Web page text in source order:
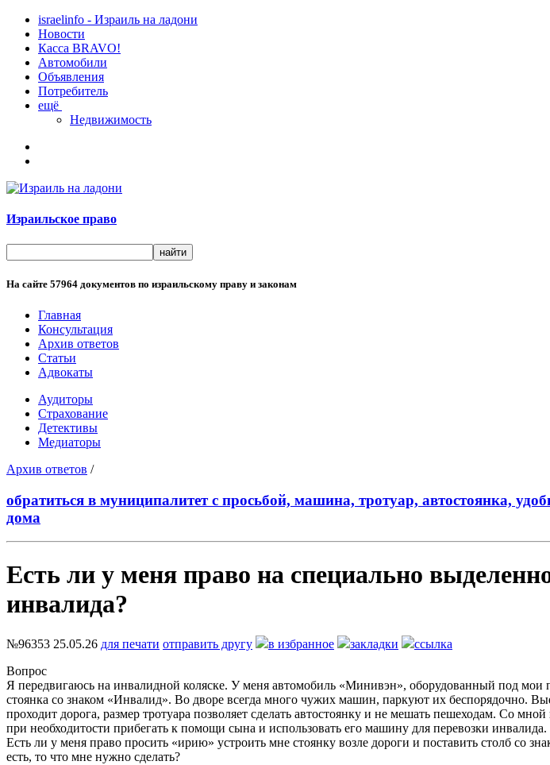
israelinfo - Израиль на ладони
Новости
Касса BRAVO!
Автомобили
Объявления
Потребитель
ещё
Недвижимость
Израильское право
На сайте 57964 документов по израильскому праву и законам
Главная
Консультация
Архив ответов
Статьи
Адвокаты
Аудиторы
Страхование
Детективы
Медиаторы
Архив ответов /
обратиться в муниципалитет с просьбой, машина, тротуар, автостоянка,
дома
Есть ли у меня право на специально
инвалида?
№96353 25.05.26 для печати отправить другу в избранное закладки
ссылка
Вопрос
Я передвигаюсь на инвалидной коляске. У меня автомобиль «Минивэн», оборудованный под мои
стоянка со знаком «Инвалид». Во дворе всегда много чужих машин, паркуют их беспорядочно.
проходит дорога, размер тротуара позволяет сделать автостоянку и не мешать пешеходам. Со
при необходитости прибегать к помощи сына и использовать его машину для перевозки
Есть ли у меня право просить «ирию» устроить мне стоянку возле дороги и поставить столб со
есть, то что мне нужно сделать?